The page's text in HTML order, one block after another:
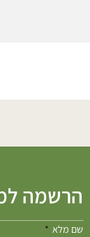
הרשמה
שם מלא